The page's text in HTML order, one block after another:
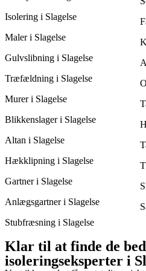
Isolering i Slagelse
Maler i Slagelse
Gulvslibning i Slagelse
Træfældning i Slagelse
Murer i Slagelse
Blikkenslager i Slagelse
Altan i Slagelse
Hækklipning i Slagelse
Gartner i Slagelse
Anlægsgartner i Slagelse
Stubfræsning i Slagelse
Klar til at finde de
isoleringseksperter i